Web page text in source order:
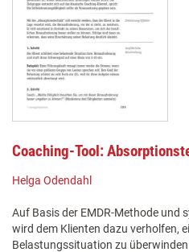
Coaching-Tool:
Helga Odendahl
Auf Basis der EMDR-Methode und
wird dem Klienten dazu verholfen,
Belastungssituation zu